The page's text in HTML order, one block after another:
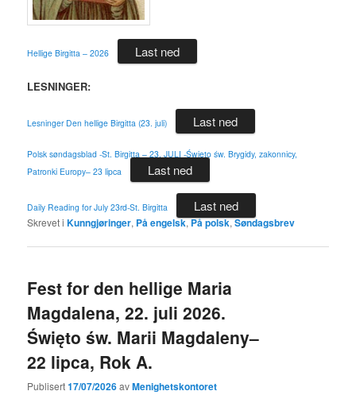
Hellige Birgitta – 2026 Last ned
LESNINGER:
Lesninger Den hellige Birgitta (23. juli) Last ned
Polsk søndagsblad -St. Birgitta – 23. JULI -Święto św. Brygidy, zakonnicy,
Patronki Europy– 23 lipca
Last ned
Daily Reading for July 23rd-St. Birgitta Last ned
Skrevet i Kunngjøringer, På engelsk,På polsk,Søndagsbrev
Fest for den hellige Maria
Magdalena, 22. juli 2026.
Święto św. Marii Magdaleny–
22 lipca, Rok A.
Publisert17/07/2026avMenighetskontoret